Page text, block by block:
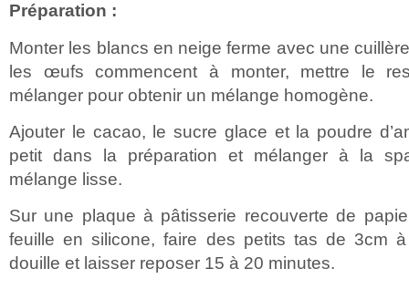
Préparation :
Monter les blancs en neige ferme avec une
les œufs commencent à monter, mettre le
mélanger pour obtenir un mélange homogène.
Ajouter le cacao, le sucre glace et la poudre
petit dans la préparation et mélanger à la
mélange lisse.
Sur une plaque à pâtisserie recouverte de
feuille en silicone, faire des petits tas de 3cm à
douille et laisser reposer 15 à 20 minutes.